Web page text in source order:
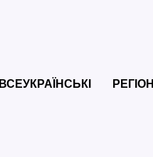
ВСЕУКРАЇНСЬКІ